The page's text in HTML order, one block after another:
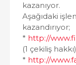
kazanıyor.
Aşağıdaki
kazandırıyor;
* http://
(1 çekiliş hakkı)
* http://